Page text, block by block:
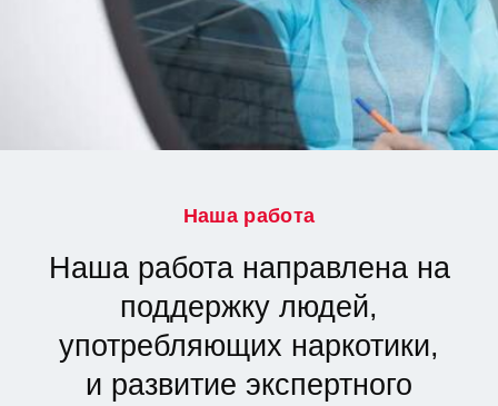
Наша работа
Наша работа направлена на
поддержку людей,
употребляющих наркотики,
и развитие экспертного